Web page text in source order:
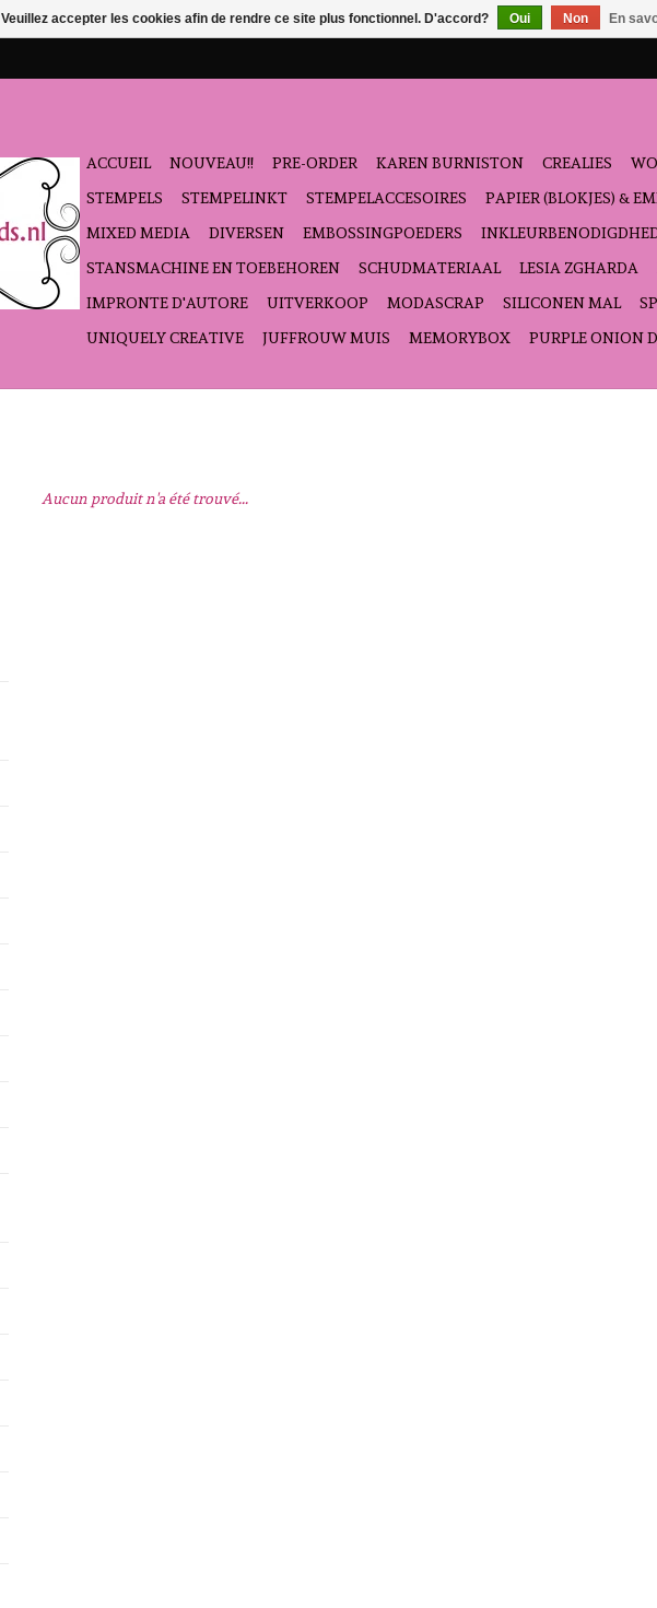
ACCUEIL NOUVEAU!! PRE-ORDER KAREN BURNISTON CREALIES
STEMPELS
STEMPELINKT STEMPELACCESOIRES PAPIER (BLOKJES) &
MIXED MEDIA
DIVERSEN EMBOSSINGPOEDERS
STANSMACHINE EN TOEBEHOREN
SCHUDMATERIAAL LESIA ZGHARDA
IMPRONTE D'AUTORE
UITVERKOOP MODASCRAP SILICONEN MAL
UNIQUELY CREATIVE
JUFFROUW MUIS MEMORYBOX PURPLE ONION
Aucun produit n'a été trouvé...
Veuillez accepter les cookies afin de rendre ce site plus fonctionnel. D'accord? Oui Non En